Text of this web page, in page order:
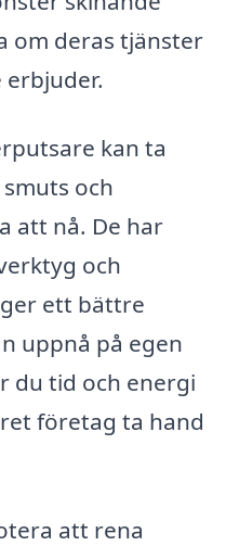
om deras tjänster
kan ta
och
att nå. De har
och
ett bättre
uppnå på egen
du tid och energi
företag ta hand
att rena